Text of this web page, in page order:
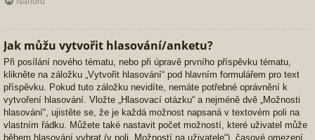
Jak můžu vytvořit hlasování/anketu?
Při posílání nového tématu, nebo při úpravě prvního příspěvku tématu,
klikněte na záložku „Vytvořit hlasování“ pod hlavním formulářem pro text
příspěvku. Pokud tuto záložku nevidíte, nemáte potřebné oprávnění k
vytvoření hlasování. Vložte „Hlasovací otázku“ a nejméně dvě „Možnosti
hlasování“, ujistěte se, že je každá možnost napsaná v textovém poli na
vlastním řádku. Můžete také nastavit počet možností, které uživatel může
během hlasování vybrat (v poli „Možností na uživatele“), časové omezení